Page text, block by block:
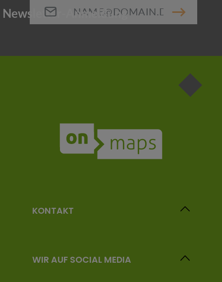
Pflichtfelder.
KONTAKT
WIR AUF SOCIAL MEDIA